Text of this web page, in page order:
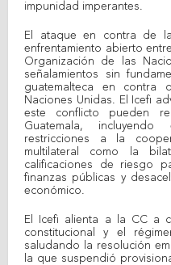
impunidad imperantes.
El ataque en contra de
enfrentamiento abierto
Organización de las
señalamientos sin
guatemalteca en contra
Naciones Unidas. El Icefi
este conflicto pueden
Guatemala, incluyendo
restricciones a la
multilateral como la
calificaciones de riesgo
finanzas públicas y
económico.
El Icefi alienta a la CC a
constitucional y el
saludando la resolución
la que suspendió